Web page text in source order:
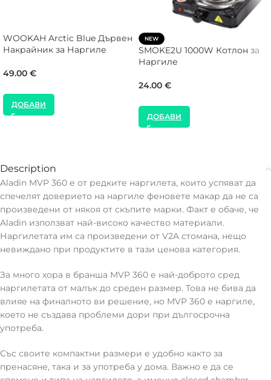
WOOKAH Arctic Blue Дървен
Накрайник за Наргиле
49.00 €
ДОБАВИ
NEW
SMOKE2U 1000W Котлон за
Наргиле
24.00 €
ДОБАВИ
Description
Aladin MVP 360 е от редките наргилета, които успяват да
спечелят доверието на наргиле феновете макар да не са
произведени от някоя от скъпите марки. Факт е обаче, че
Aladin използват най-високо качество материали.
Наргилетата им са произведени от V2A стомана, нещо
невиждано при продуктите в тази ценова категория.
За много хора в бранша MVP 360 е най-доброто сред
наргилетата от малък до среден размер. Това не бива да
влияе на финалното ви решение, но MVP 360 е наргиле,
което не създава проблеми дори при дългосрочна
употреба.
Със своите компактни размери е удобно както за
пренасяне, така и за употреба у дома. Важно е да се